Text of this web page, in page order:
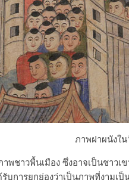
ภาพฝาผนังใน
ชาวพื้นเมือง ซึ่งอาจเป็นชาวเข
บการยกย่องว่าเป็นภาพที่งามเ